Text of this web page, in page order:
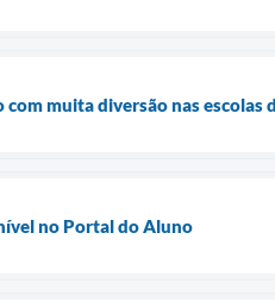
com muita diversão nas escolas
no Portal do Aluno